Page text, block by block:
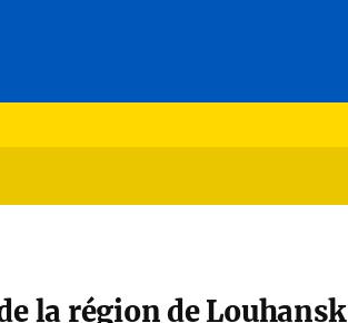
la région de Louhansk